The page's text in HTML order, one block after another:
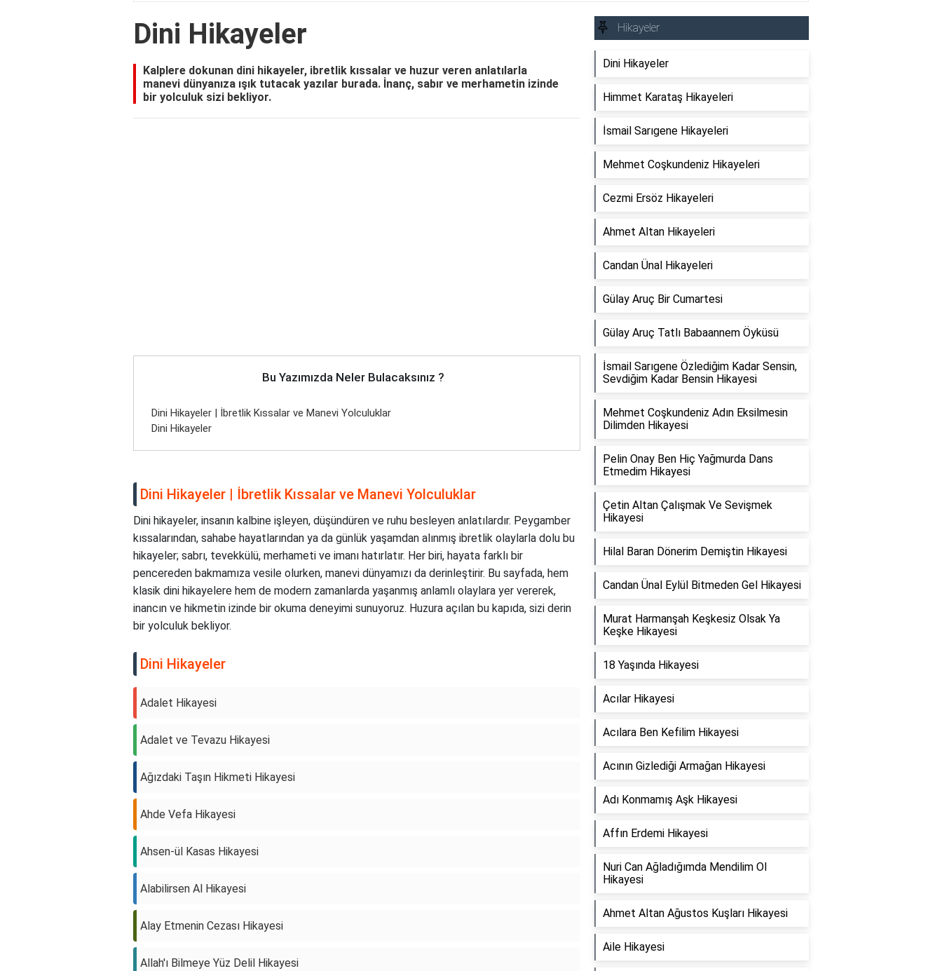
Dini Hikayeler
Kalplere dokunan dini hikayeler, ibretlik kıssalar ve huzur veren anlatılarla
manevi dünyanıza ışık tutacak yazılar burada. İnanç, sabır ve merhametin izinde
bir yolculuk sizi bekliyor.
Bu Yazımızda Neler Bulacaksınız ?
Dini Hikayeler | İbretlik Kıssalar ve Manevi Yolculuklar
Dini Hikayeler
Dini Hikayeler | İbretlik Kıssalar ve Manevi Yolculuklar
Dini hikayeler, insanın kalbine işleyen, düşündüren ve ruhu besleyen anlatılardır. Peygamber
kıssalarından, sahabe hayatlarından ya da günlük yaşamdan alınmış ibretlik olaylarla dolu bu
hikayeler; sabrı, tevekkülü, merhameti ve imanı hatırlatır. Her biri, hayata farklı bir
pencereden bakmamıza vesile olurken, manevi dünyamızı da derinleştirir. Bu sayfada, hem
klasik dini hikayelere hem de modern zamanlarda yaşanmış anlamlı olaylara yer vererek,
inancın ve hikmetin izinde bir okuma deneyimi sunuyoruz. Huzura açılan bu kapıda, sizi derin
bir yolculuk bekliyor.
Dini Hikayeler
Adalet Hikayesi
Adalet ve Tevazu Hikayesi
Ağızdaki Taşın Hikmeti Hikayesi
Ahde Vefa Hikayesi
Ahsen-ül Kasas Hikayesi
Alabilirsen Al Hikayesi
Alay Etmenin Cezası Hikayesi
Allah'ı Bilmeye Yüz Delil Hikayesi
Hikayeler
Dini Hikayeler
Himmet Karataş Hikayeleri
İsmail Sarıgene Hikayeleri
Mehmet Coşkundeniz Hikayeleri
Cezmi Ersöz Hikayeleri
Ahmet Altan Hikayeleri
Candan Ünal Hikayeleri
Gülay Aruç Bir Cumartesi
Gülay Aruç Tatlı Babaannem Öyküsü
İsmail Sarıgene Özlediğim Kadar Sensin,
Sevdiğim Kadar Bensin Hikayesi
Mehmet Coşkundeniz Adın Eksilmesin
Dilimden Hikayesi
Pelin Onay Ben Hiç Yağmurda Dans
Etmedim Hikayesi
Çetin Altan Çalışmak Ve Sevişmek
Hikayesi
Hilal Baran Dönerim Demiştin Hikayesi
Candan Ünal Eylül Bitmeden Gel Hikayesi
Murat Harmanşah Keşkesiz Olsak Ya
Keşke Hikayesi
18 Yaşında Hikayesi
Acılar Hikayesi
Acılara Ben Kefilim Hikayesi
Acının Gizlediği Armağan Hikayesi
Adı Konmamış Aşk Hikayesi
Affın Erdemi Hikayesi
Nuri Can Ağladığımda Mendilim Ol
Hikayesi
Ahmet Altan Ağustos Kuşları Hikayesi
Aile Hikayesi